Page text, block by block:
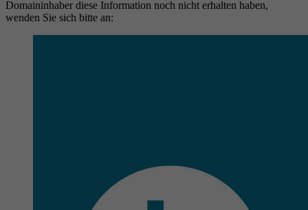
Domaininhaber diese Information noch nicht erhalten haben,
wenden Sie sich bitte an: